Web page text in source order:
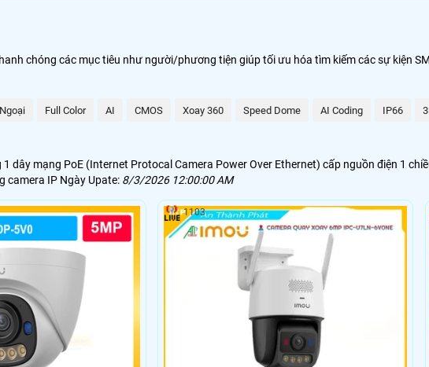
chóng các mục tiêu như người/phương tiện giúp tối ưu hóa tìm kiếm các sự kiện
Full Color AI CMOS Xoay 360 Speed Dome AI Coding IP66
dây mạng PoE (Internet Protocal Camera Power Over Ethernet) cấp nguồn điện 1
camera IP Ngày Upate: 8/3/2026 12:00:00 AM
1103